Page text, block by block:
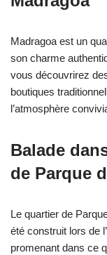
Madragoa est un
son charme
vous découvrirez
boutiques
l’atmosphère
Balade
de Parque
Le quartier de
été construit lors de
promenant dans ce